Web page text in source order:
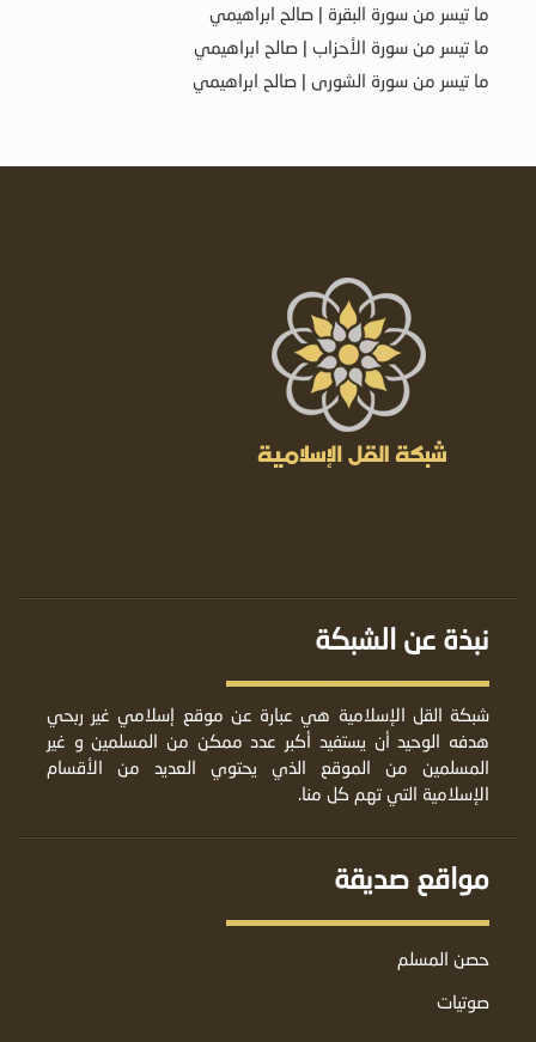
ما تيسر من سورة البقرة | صالح ابراهيمي
ما تيسر من سورة الأحزاب | صالح ابراهيمي
ما تيسر من سورة الشورى | صالح ابراهيمي
نبذة عن الشبكة
شبكة القل الإسلامية هي عبارة عن موقع إسلامي غير ربحي
هدفه الوحيد أن يستفيد أكبر عدد ممكن من المسلمين و غير
المسلمين من الموقع الذي يحتوي العديد من الأقسام
الإسلامية التي تهم كل منا.
مواقع صديقة
حصن المسلم
صوتيات